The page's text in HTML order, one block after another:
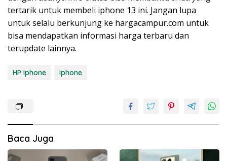
tertarik untuk membeli iphone 13 ini. Jangan lupa
untuk selalu berkunjung ke hargacampur.com untuk
bisa mendapatkan informasi harga terbaru dan
terupdate lainnya.
HP Iphone Iphone
Baca Juga